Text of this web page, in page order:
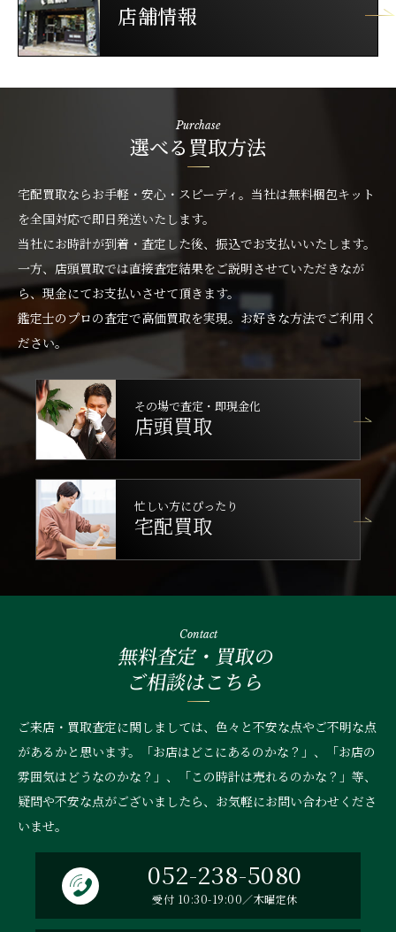
店舗情報
Purchase
選べる買取方法
宅配買取ならお手軽・安心・スピーディ。当社は無料梱包キット
を全国対応で即日発送いたします。
当社にお時計が到着・査定した後、振込でお支払いいたします。
一方、店頭買取では直接査定結果をご説明させていただきなが
ら、現金にてお支払いさせて頂きます。
鑑定士のプロの査定で高価買取を実現。お好きな方法でご利用く
ださい。
その場で査定・即現金化
店頭買取
忙しい方にぴったり
宅配買取
Contact
無料査定・買取の
ご相談はこちら
ご来店・買取査定に関しましては、色々と不安な点やご不明な点
があるかと思います。「お店はどこにあるのかな？」、
「お店の
雰囲気はどうなのかな？」、「この時計は売れるのかな？」等、
疑問や不安な点がございましたら、お気軽にお問い合わせくださ
いませ。
052-238-5080
受付 10:30-19:00／木曜定休